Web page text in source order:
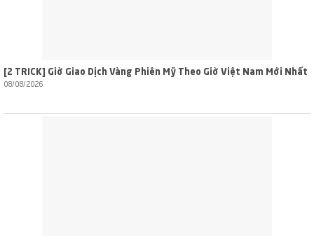
[2 TRICK] Giờ Giao Dịch Vàng Phiên Mỹ Theo Giờ Việt Nam Mới Nhất
08/08/2026